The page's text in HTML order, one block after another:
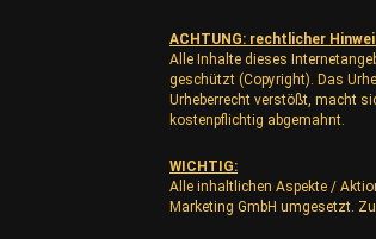
ACHTUNG: rechtlicher
Alle Inhalte dieses
geschützt (Copyright). Das
Urheberrecht verstößt, macht
kostenpflichtig abgemahnt.
WICHTIG:
Alle inhaltlichen Aspekte /
Marketing GmbH umgesetzt.